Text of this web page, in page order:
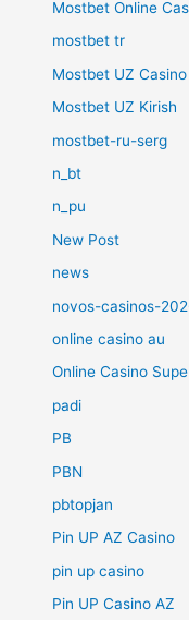
Mostbet Online
mostbet tr
Mostbet UZ Casino
Mostbet UZ Kirish
mostbet-ru-serg
n_bt
n_pu
New Post
news
novos-casinos-
online casino au
Online Casino
padi
PB
PBN
pbtopjan
Pin UP AZ Casino
pin up casino
Pin UP Casino AZ